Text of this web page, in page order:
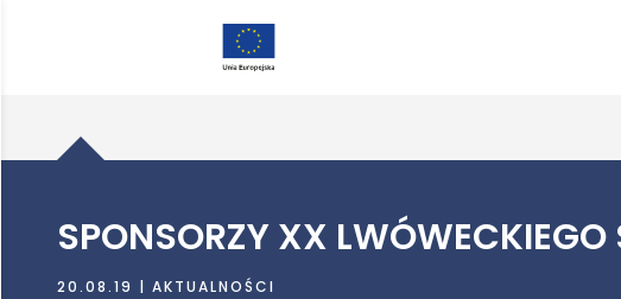
SPONSORZY XX LWÓWECKIEGO
20.08.19 | AKTUALNOŚCI